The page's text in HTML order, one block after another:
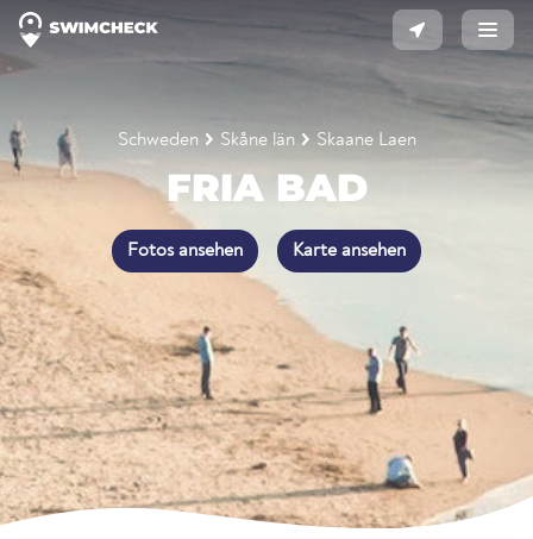
Schweden Skåne län Skaane Laen
FRIA BAD
Fotos ansehen Karte ansehen